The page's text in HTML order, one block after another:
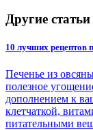
Другие
10 лучших рецептов
Печенье из
полезное
дополнением к
клетчаткой,
питательными